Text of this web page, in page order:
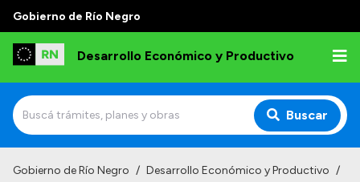
Gobierno de Río Negro
Desarrollo Económico y Productivo
Buscar
Gobierno de Río Negro / Desarrollo Económico y Productivo /